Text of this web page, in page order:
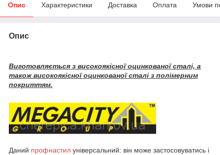
Опис Характеристики Доставка Оплата Умови
Опис
Виготовляється з високоякісної оцинкованої сталі, а
також високоякісної оцинкованої сталі з полімерним
покриттям.
Даний профнастил універсальний: він може застосовуватись і